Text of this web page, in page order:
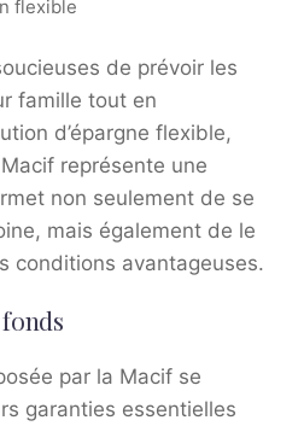
flexible
de prévoir les
famille tout en
d’épargne flexible,
représente une
non seulement de se
mais également de le
conditions avantageuses.
par la Macif se
garanties essentielles